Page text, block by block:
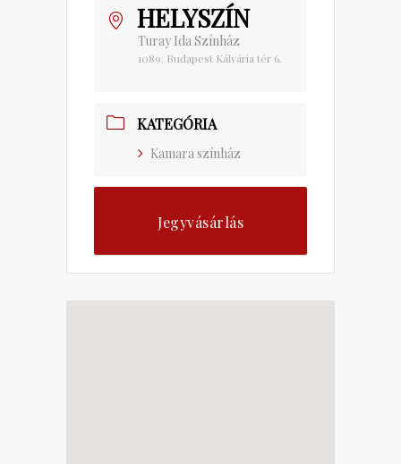
HELYSZÍN
Turay Ida Színház
1089. Budapest Kálvária tér 6.
KATEGÓRIA
Kamara színház
Jegyvásárlás